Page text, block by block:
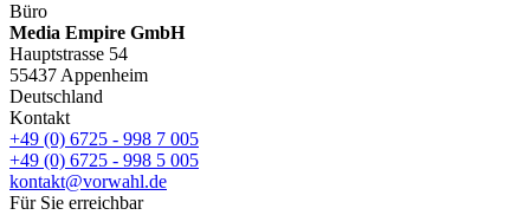
Büro
Media Empire GmbH
Hauptstrasse 54
55437 Appenheim
Deutschland
Kontakt
+49 (0) 6725 - 998 7 005
+49 (0) 6725 - 998 5 005
kontakt@vorwahl.de
Für Sie erreichbar